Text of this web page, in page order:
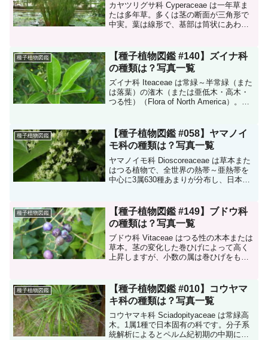
カヤツリグサ科 Cyperaceae は一年草ま
たは多年草。多くは茎の断面が三角形で
中実。葉は線形で、基部は筒状にあわさ
属などには葉身が退化して葉鞘だけにな
っているもの...
種子植物図鑑
【種子植物図鑑 #140】ズイナ科
の種類は？写真一覧
ズイナ科 Iteaceae は常緑～半常緑（また
は落葉）の潅木（または亜低木・高木・
つる性）（Flora of North America）。葉
鋸歯状（または全体）です...
種子植物図鑑
【種子植物図鑑 #058】ヤマノイ
モ科の種類は？写真一覧
ヤマノイモ科 Dioscoreaceae は草本また
はつる植物で、全世界の熱帯～亜熱帯を
中心に3属630種あまりが分布し、日本に
に一挙紹介します。基本情報は神奈川県
植物...
種子植物図鑑
【種子植物図鑑 #149】ブドウ科
の種類は？写真一覧
ブドウ科 Vitaceae はつる性の木本または
草本。茎の変化した巻ひげによって高く
上昇しますが、小数の属は巻ひげをもた
掌状に裂けることが多い。花序は通常葉
と対生。花は...
種子植物図鑑
【種子植物図鑑 #010】コウヤマ
キ科の種類は？写真一覧
コウヤマキ科 Sciadopityaceae は常緑高
木。1属1種で日本固有の科です。分子系
統解析によるとペルム紀初期の中期にイ